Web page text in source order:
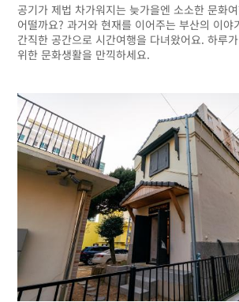
공기가 제법 차가워지는 늦가을엔 소소한 문화
어떨까요? 과거와 현재를 이어주는 부산의 이야
간직한 공간으로 시간여행을 다녀왔어요. 하루
위한 문화생활을 만끽하세요.